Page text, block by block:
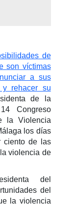
de
son víctimas
a sus
y rehacer su
de la
Congreso
la Violencia
los días
ciento de las
violencia de
del
del
la violencia